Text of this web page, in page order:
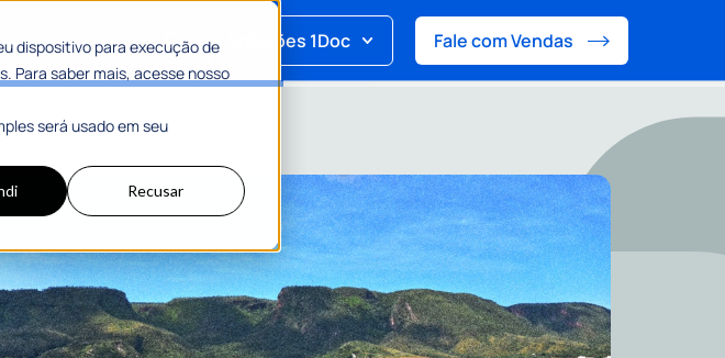
dispositivo para execução de
Para saber mais, acesse nosso
será usado em seu
Recusar
Soluções 1Doc Fale com Vendas